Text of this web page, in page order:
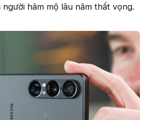
hâm mộ lâu năm thất vọng.